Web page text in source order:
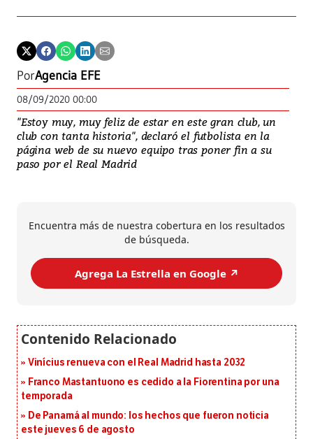
PorAgencia EFE
08/09/2020 00:00
"Estoy muy, muy feliz de estar en este gran club, un
club con tanta historia", declaró el futbolista en la
página web de su nuevo equipo tras poner fin a su
paso por el Real Madrid
Encuentra más de nuestra cobertura en los resultados
de búsqueda.
Agrega La Estrella en Google ↗️
Vinícius renueva con el Real Madrid hasta 2032
Franco Mastantuono es cedido a la Fiorentina por una
temporada
De Panamá al mundo: los hechos que fueron noticia
este jueves 6 de agosto